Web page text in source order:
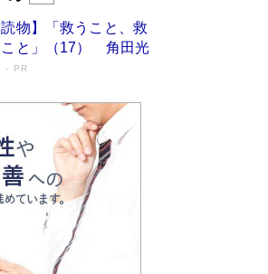
「宇宙で描かれたマ
Bang
集めた『ほほえんで生き
嘘である」原作者が抱き
「自己憐憫は描きたくな
だわったこと（後編） #
位の営業がトップに大逆
から生まれた「雑談のテ
Bang
読物】「救うこと、救
こと」（17） 角田光
PR